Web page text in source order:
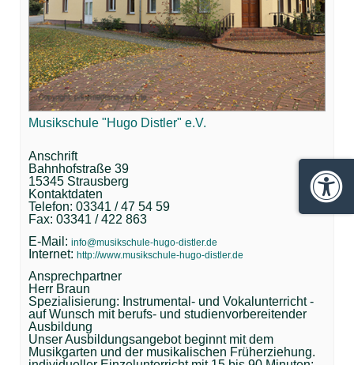
Musikschule "Hugo Distler" e.V.
Anschrift
Bahnhofstraße 39
15345 Strausberg
Kontaktdaten
Telefon: 03341 / 47 54 59
Fax: 03341 / 422 863
E-Mail: info@musikschule-hugo-distler.de
Internet: http://www.musikschule-hugo-distler.de
Ansprechpartner
Herr Braun
Spezialisierung: Instrumental- und Vokalunterricht -
auf Wunsch mit berufs- und studienvorbereitender
Ausbildung
Unser Ausbildungsangebot beginnt mit dem
Musikgarten und der musikalischen Früherziehung.